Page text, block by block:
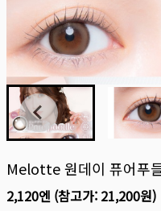
Melotte 원데이 퓨어푸
2,120엔 (참고가: 21,200원)